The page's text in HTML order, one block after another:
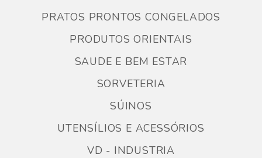
PRATOS PRONTOS CONGELADOS
PRODUTOS ORIENTAIS
SAUDE E BEM ESTAR
SORVETERIA
SÚINOS
UTENSÍLIOS E ACESSÓRIOS
VD - INDUSTRIA